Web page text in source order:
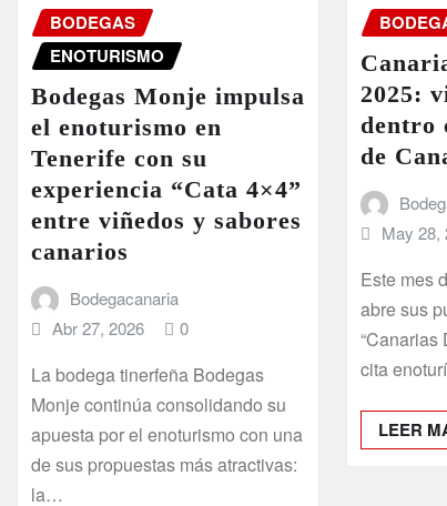
BODEGAS
ENOTURISMO
Bodegas Monje impulsa
el enoturismo en
Tenerife con su
experiencia “Cata 4×4”
entre viñedos y sabores
canarios
Bodegacanaria
Abr 27, 2026
0
La bodega tinerfeña Bodegas
Monje continúa consolidando su
apuesta por el enoturismo con una
de sus propuestas más atractivas:
la…
2025:
dentro
de
May 28,
Este mes
abre sus
“Canarias
cita
LEER